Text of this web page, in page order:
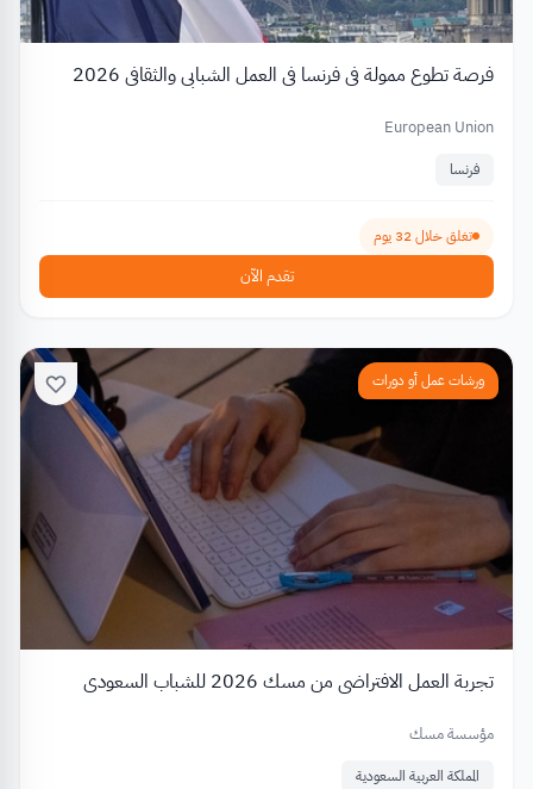
فرصة تطوع ممولة في فرنسا في العمل الشبابي والثقافي 2026
European Union
فرنسا
تغلق خلال 32 يوم
تقدم الآن
ورشات عمل أو دورات
تجربة العمل الافتراضي من مسك 2026 للشباب السعودي
مؤسسة مسك
المملكة العربية السعودية